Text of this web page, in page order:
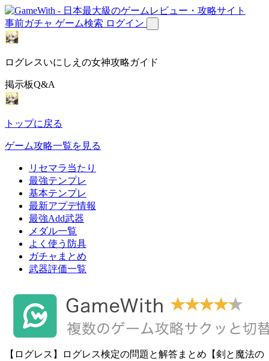
事前ガチャ ゲーム検索 ログイン
ログレスいにしえの女神攻略ガイド
掲示板Q&A
トップに戻る
ゲーム攻略一覧を見る
リセマラ当たり
最強テンプレ
基本テンプレ
最新アプデ情報
最強Add武器
メダル一覧
よく使う防具
ガチャまとめ
武器評価一覧
【ログレス】ログレス検定の問題と解答まとめ【剣と魔法の